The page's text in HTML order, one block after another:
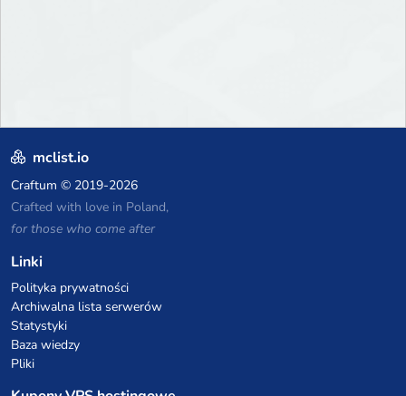
mclist.io
Craftum © 2019-2026
Crafted with love in Poland,
for those who come after
Linki
Polityka prywatności
Archiwalna lista serwerów
Statystyki
Baza wiedzy
Pliki